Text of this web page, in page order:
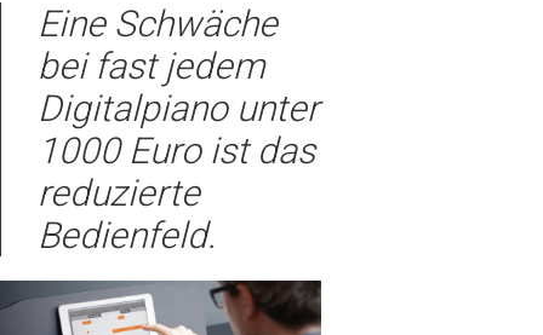
Eine Schwäche
bei fast jedem
Digitalpiano unter
1000 Euro ist das
reduzierte
Bedienfeld.